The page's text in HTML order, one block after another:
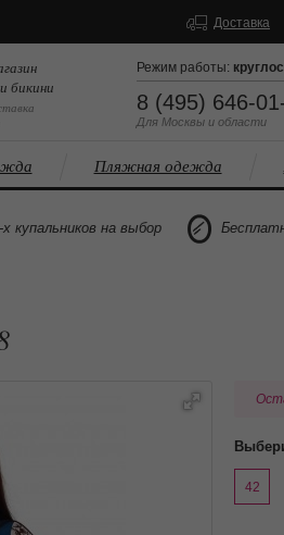
Доставка
бикини
Режим работы:
8 (495) 646-
Для Москвы и области
Пляжная одежда
купальников на выбор
42